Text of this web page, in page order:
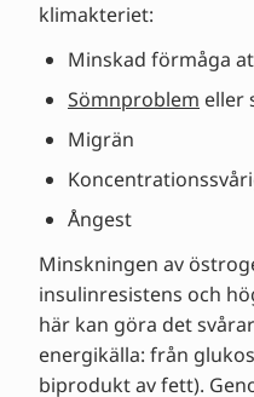
klimakteriet:
Minskad förmåga
Sömnproblem eller
Migrän
Ångest
Minskningen av
insulinresistens och
här kan göra det
energikälla: från
biprodukt av fett).